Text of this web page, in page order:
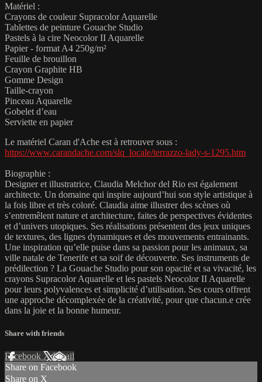
Matériel :
Crayons de couleur Supracolor Aquarelle
Tablettes de peinture Gouache Studio
Pastels à la cire Neocolor II Aquarelle
Papier - format A4 250g/m²
Feuille de brouillon
Crayon Graphite HB
Gomme Design
Taille-crayon
Pinceau Aquarelle
Gobelet d’eau
Serviette en papier
Le matériel Caran d'Ache est à retrouver sous :
https://www.carandache.com/slq_locale/terrazzo-lady-s-1295.htm
Biographie :
Designer et illustratrice, Claudia Melchor del Rio est également
architecte. Un domaine qui inspire aujourd’hui son style artistique à
la fois libre et très coloré. Claudia aime illustrer des scènes où
s’entremêlent nature et architecture, faites de perspectives évidentes
et d’univers utopiques. Ses réalisations présentent des jeux uniques
de textures, des lignes dynamiques et des mouvements entrainants.
Une inspiration qu’elle puise dans sa passion pour les animaux, sa
ville natale de Tenerife et sa soif de découverte. Ses instruments de
prédilection ? La Gouache Studio pour son opacité et sa vivacité, les
crayons Supracolor Aquarelle et les pastels Neocolor II Aquarelle
pour leurs polyvalences et simplicité d’utilisation. Ses cours offrent
une approche décomplexée de la créativité, pour que chacun.e crée
dans la joie et la bonne humeur.
Share with friends
Facebook XEmail
Share on Facebook
Share on X